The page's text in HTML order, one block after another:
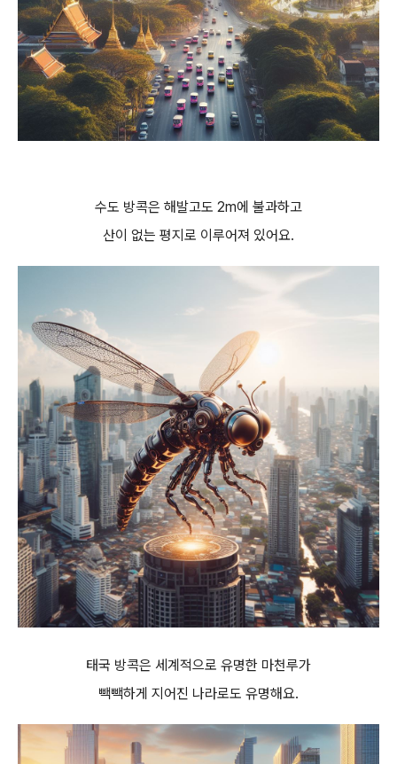
수도 방콕은 해발고도 2m에 불과하고
산이 없는 평지로 이루어져 있어요.
태국 방콕은 세계적으로 유명한 마천루가
빽빽하게 지어진 나라로도 유명해요.